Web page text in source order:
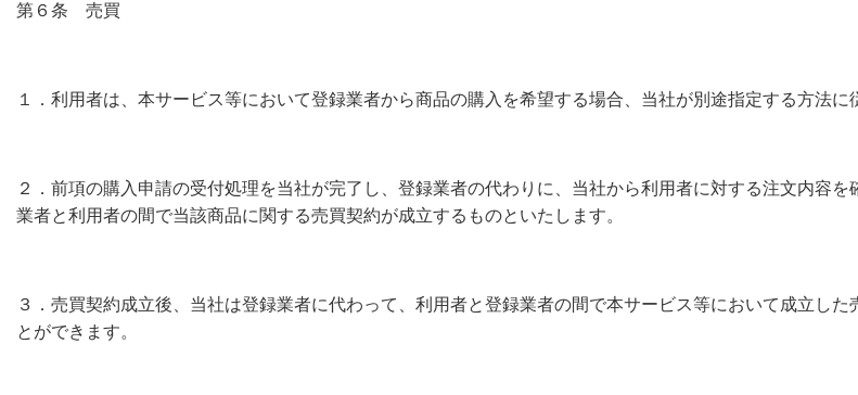
第６条 売買
１．利用者は、本サービス等において登録業者から商品の購入を希望する場合、当社が別途指定する方法に
２．前項の購入申請の受付処理を当社が完了し、登録業者の代わりに、当社から利用者に対する注文内容
業者と利用者の間で当該商品に関する売買契約が成立するものといたします。
３．売買契約成立後、当社は登録業者に代わって、利用者と登録業者の間で本サービス等において成立し
とができます。